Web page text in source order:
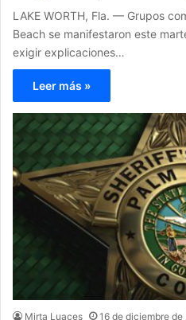
LAKE WORTH, Fla. — Grupos
Beach se manifestaron este
exigir explicaciones…
Leer más »
Mirta Luaces 16 de diciembre de